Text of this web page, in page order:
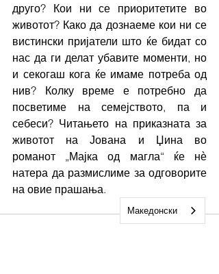
друго? Кои ни се приоритетите во
животот? Како да дознаеме кои ни се
вистински пријатели што ќе бидат со
нас да ги делат убавите моменти, но
и секогаш кога ќе имаме потреба од
нив? Колку време е потребно да
посветиме на семејството, па и
себеси? Читањето на приказната за
животот на Јована и Џина во
романот „Мајка од магла“ ќе нѐ
натера да размислиме за одговорите
на овие прашања.
Македонски